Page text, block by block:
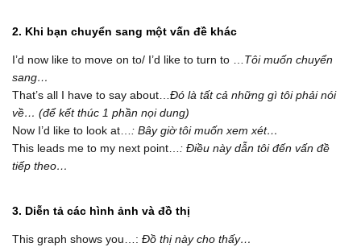
2. Khi bạn chuyển sang một vấn đề khác
I’d now like to move on to/ I’d like to turn to … Tôi muốn chuyển
sang…
That’s all I have to say about… Đó là tất cả những gì tôi phải nói
về… (để kết thúc 1 phần nọi dung)
Now I’d like to look at… : Bây giờ tôi muốn xem xét…
This leads me to my next point… : Điều này dẫn tôi đến vấn đề
tiếp theo…
3. Diễn tả các hình ảnh và đồ thị
This graph shows you…: Đồ thị này cho thấy…